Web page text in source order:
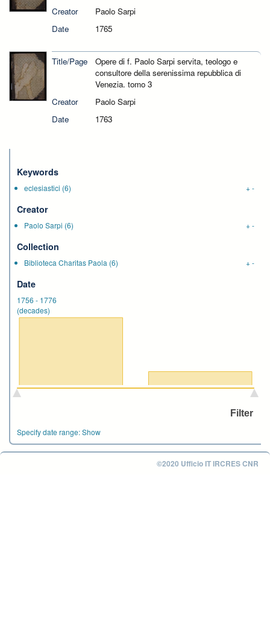
Creator
Paolo Sarpi
Date
1765
Title/Page
Opere di f. Paolo Sarpi servita, teologo e
consultore della serenissima repubblica di
Venezia. tomo 3
Creator
Paolo Sarpi
Date
1763
Keywords
eclesiastici (6) +-
Creator
Paolo Sarpi (6) +-
Collection
Biblioteca Charitas Paola (6) +-
Date
1756 - 1776
(decades)
Specify date range:Show
©2020 Ufficio IT IRCRES CNR